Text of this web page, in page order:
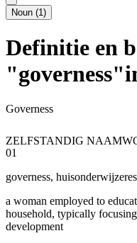
Noun (1)
Definitie en
Governess
ZELFSTANDIG
01
governess, huisonderwijzeres
a woman employed to
household, typically
development